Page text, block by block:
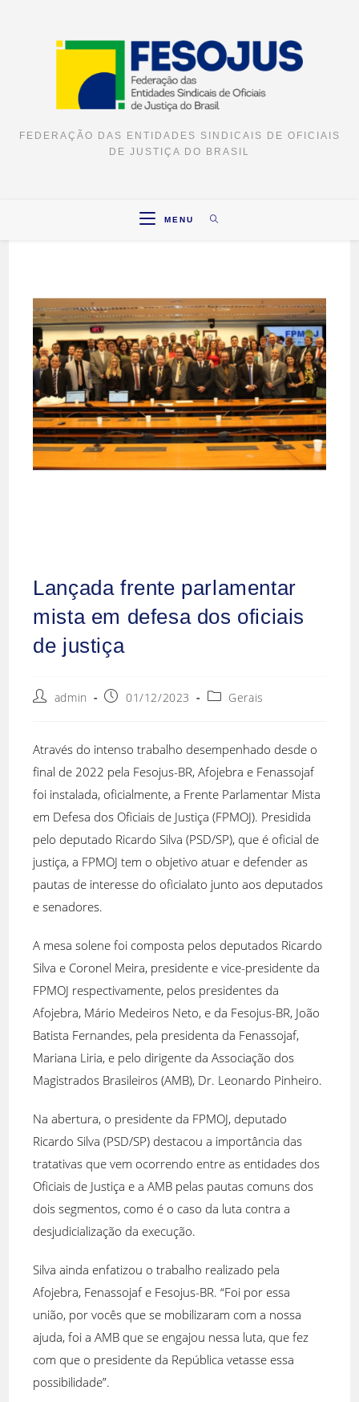
FEDERAÇÃO DAS ENTIDADES SINDICAIS DE OFICIAIS
DE JUSTIÇA DO BRASIL
MENU
Lançada frente parlamentar
mista em defesa dos oficiais
de justiça
admin 01/12/2023 Gerais
Através do intenso trabalho desempenhado desde o
final de 2022 pela Fesojus-BR, Afojebra e Fenassojaf
foi instalada, oficialmente, a Frente Parlamentar Mista
em Defesa dos Oficiais de Justiça (FPMOJ). Presidida
pelo deputado Ricardo Silva (PSD/SP), que é oficial de
justiça, a FPMOJ tem o objetivo atuar e defender as
pautas de interesse do oficialato junto aos deputados
e senadores.
A mesa solene foi composta pelos deputados Ricardo
Silva e Coronel Meira, presidente e vice-presidente da
FPMOJ respectivamente, pelos presidentes da
Afojebra, Mário Medeiros Neto, e da Fesojus-BR, João
Batista Fernandes, pela presidenta da Fenassojaf,
Mariana Liria, e pelo dirigente da Associação dos
Magistrados Brasileiros (AMB), Dr. Leonardo Pinheiro.
Na abertura, o presidente da FPMOJ, deputado
Ricardo Silva (PSD/SP) destacou a importância das
tratativas que vem ocorrendo entre as entidades dos
Oficiais de Justiça e a AMB pelas pautas comuns dos
dois segmentos, como é o caso da luta contra a
desjudicialização da execução.
Silva ainda enfatizou o trabalho realizado pela
Afojebra, Fenassojaf e Fesojus-BR. “Foi por essa
união, por vocês que se mobilizaram com a nossa
ajuda, foi a AMB que se engajou nessa luta, que fez
com que o presidente da República vetasse essa
possibilidade”.